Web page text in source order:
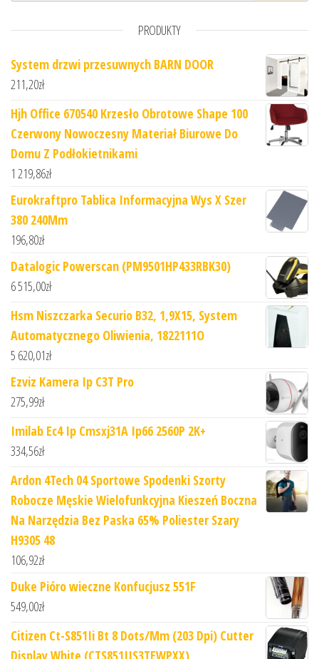
PRODUKTY
System drzwi przesuwnych BARN DOOR
211,20zł
Hjh Office 670540 Krzesło Obrotowe Shape 100
Czerwony Nowoczesny Materiał Biurowe Do
Domu Z Podłokietnikami
1 219,86zł
Eurokraftpro Tablica Informacyjna Wys X Szer
380 240Mm
196,80zł
Datalogic Powerscan (PM9501HP433RBK30)
6 515,00zł
Hsm Niszczarka Securio B32, 1,9X15, System
Automatycznego Oliwienia, 1822111O
5 620,01zł
Ezviz Kamera Ip C3T Pro
275,99zł
Imilab Ec4 Ip Cmsxj31A Ip66 2560P 2K+
334,56zł
Ardon 4Tech 04 Sportowe Spodenki Szorty
Robocze Męskie Wielofunkcyjna Kieszeń Boczna
Na Narzędzia Bez Paska 65% Poliester Szary
H9305 48
106,92zł
Duke Pióro wieczne Konfucjusz 551F
549,00zł
Citizen Ct-S851Ii Bt 8 Dots/Mm (203 Dpi) Cutter
Display White (CTS851IIS3TEWPXX)